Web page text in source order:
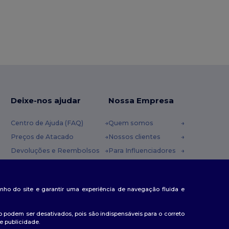
Deixe-nos ajudar
Centro de Ajuda (FAQ)
Preços de Atacado
Devoluções e Reembolsos
Cupons
Nossa Empresa
Quem somos
Nossos clientes
Para Influenciadores
Centro de Carreiras
do site e garantir uma experiência de navegação fluida e
ser desativados, pois são indispensáveis para o correto
publicidade.